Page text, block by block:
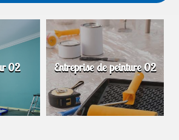
02 Entreprise de peinture 02